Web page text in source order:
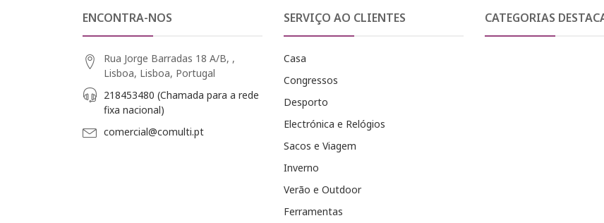
ENCONTRA-NOS
Rua Jorge Barradas 18 A/B, ,
Lisboa, Lisboa, Portugal
218453480 (Chamada para a rede
fixa nacional)
comercial@comulti.pt
SERVIÇO AO CLIENTES
Casa
Congressos
Desporto
Electrónica e Relógios
Sacos e Viagem
Inverno
Verão e Outdoor
Ferramentas
CATEGORIAS